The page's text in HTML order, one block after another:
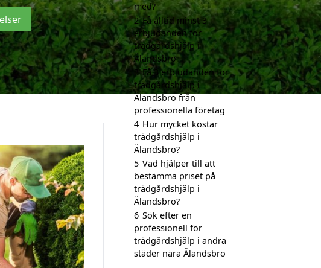
med?
2 Få alltid minst 3
erbjudanden för
trädgårdshjälp i
Älandsbro
3 Få 3 erbjudanden för
trädgårdshjälp i
Älandsbro från
professionella företag
4 Hur mycket kostar
trädgårdshjälp i
Älandsbro?
5 Vad hjälper till att
bestämma priset på
trädgårdshjälp i
Älandsbro?
6 Sök efter en
professionell för
trädgårdshjälp i andra
städer nära Älandsbro